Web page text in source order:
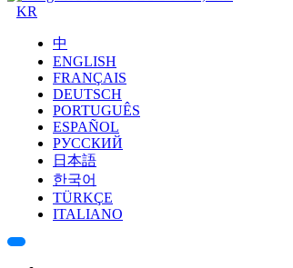
KR
中
ENGLISH
FRANÇAIS
DEUTSCH
PORTUGUÊS
ESPAÑOL
РУССКИЙ
日本語
한국어
TÜRKÇE
ITALIANO